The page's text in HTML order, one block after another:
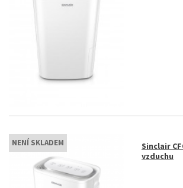
NENÍ SKLADEM
Sinclair
vzduchu